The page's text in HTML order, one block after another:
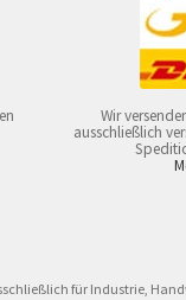
Wir
ausschließlich
für Industrie,